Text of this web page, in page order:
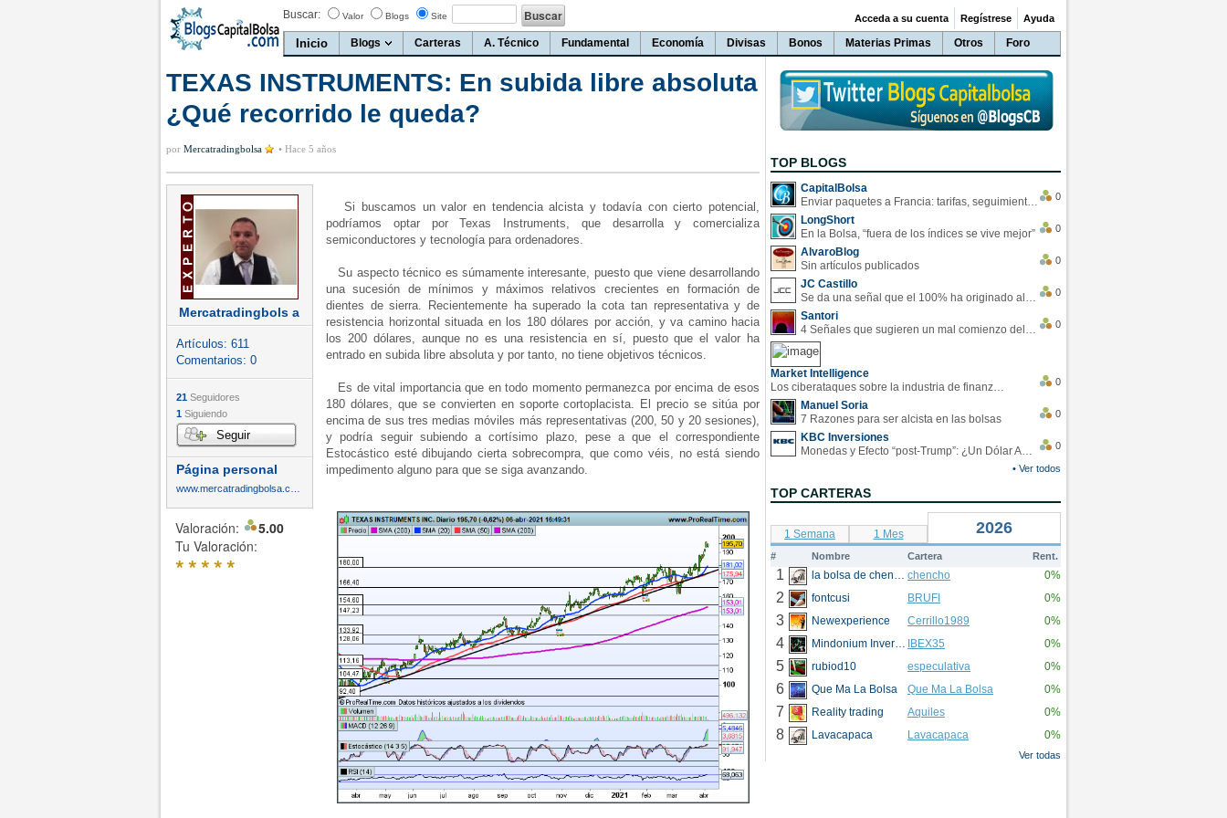
Buscar: Valor Blogs Site
Inicio Blogs Carteras A. Técnico Fundamental Economía Divisas Bonos Materias Primas Otros Foro
Acceda a su cuenta Regístrese Ayuda
TEXAS INSTRUMENTS: En subida libre absoluta
¿Qué recorrido le queda?
por Mercatradingbolsa • Hace 5 años
Mercatradingbols a
Artículos: 611
Comentarios: 0
21 Seguidores
1 Siguiendo
Seguir
Página personal
Valoración:
5.00
Tu Valoración:
*****
Si buscamos un valor en tendencia alcista y todavía con cierto potencial,
podríamos optar por Texas Instruments, que desarrolla y comercializa
semiconductores y tecnología para ordenadores.
Su aspecto técnico es súmamente interesante, puesto que viene desarrollando
una sucesión de mínimos y máximos relativos crecientes en formación de
dientes de sierra. Recientemente ha superado la cota tan representativa y de
resistencia horizontal situada en los 180 dólares por acción, y va camino hacia
los 200 dólares, aunque no es una resistencia en sí, puesto que el valor ha
entrado en subida libre absoluta y por tanto, no tiene objetivos técnicos.
Es de vital importancia que en todo momento permanezca por encima de esos
180 dólares, que se convierten en soporte cortoplacista. El precio se sitúa por
encima de sus tres medias móviles más representativas (200, 50 y 20 sesiones),
y podría seguir subiendo a cortísimo plazo, pese a que el correspondiente
Estocástico esté dibujando cierta sobrecompra, que como véis, no está siendo
impedimento alguno para que se siga avanzando.
TOP BLOGS
CapitalBolsa
Enviar paquetes a Francia: tarifas, seguimiento y ventajas destacadas
0
LongShort
En la Bolsa, “fuera de los índices se vive mejor”
0
AlvaroBlog
Sin artículos publicados
0
JC Castillo
Se da una señal que el 100% ha originado alzas en las bolsas
0
Santori
4 Señales que sugieren un mal comienzo del 3T de la economía EEUU
0
Market Intelligence
Los ciberataques sobre la industria de finanzas se han duplicado este año
0
Manuel Soria
7 Razones para ser alcista en las bolsas
0
KBC Inversiones
Monedas y Efecto “post-Trump”: ¿Un Dólar Americano operando en rangos?
0
• Ver todos
TOP CARTERAS
1 Semana 1 Mes 2026
# Nombre Cartera Rent.
1 la bolsa de chencho chencho 0%
2 fontcusi BRUFI 0%
3 Newexperience Cerrillo1989 0%
4 Mindonium Inversions IBEX35 0%
5 rubiod10 especulativa 0%
6 Que Ma La Bolsa Que Ma La Bolsa 0%
7 Reality trading Aquiles 0%
8 Lavacapaca Lavacapaca 0%
Ver todas